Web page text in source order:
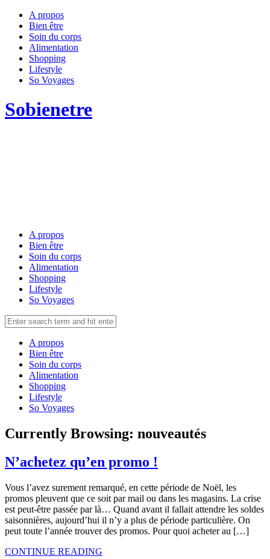
A propos
Bien être
Soin du corps
Alimentation
Shopping
Lifestyle
So Voyages
Sobienetre
A propos
Bien être
Soin du corps
Alimentation
Shopping
Lifestyle
So Voyages
A propos
Bien être
Soin du corps
Alimentation
Shopping
Lifestyle
So Voyages
Currently Browsing: nouveautés
N’achetez qu’en promo !
Vous l’avez surement remarqué, en cette période de Noël, les
promos pleuvent que ce soit par mail ou dans les magasins. La crise
est peut-être passée par là… Quand avant il fallait attendre les soldes
saisonnières, aujourd’hui il n’y a plus de période particulière. On
peut toute l’année trouver des promos. Pour quoi acheter au […]
CONTINUE READING